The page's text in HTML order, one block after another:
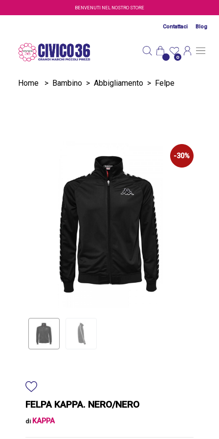
Salta al contenuto principaleBENVENUTI NEL NOSTRO STORE
Contattaci Blog
0
Home > Bambino > Abbigliamento > Felpe
-30%
FELPA KAPPA. NERO/NERO
di KAPPA